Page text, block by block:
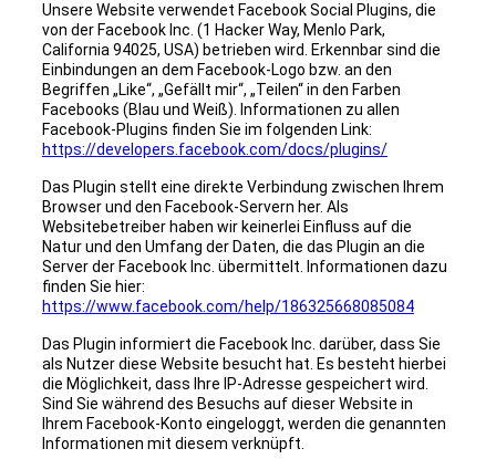
Unsere Website verwendet Facebook Social Plugins, die
von der Facebook Inc. (1 Hacker Way, Menlo Park,
California 94025, USA) betrieben wird. Erkennbar sind die
Einbindungen an dem Facebook-Logo bzw. an den
Begriffen „Like“, „Gefällt mir“, „Teilen“ in den Farben
Facebooks (Blau und Weiß). Informationen zu allen
Facebook-Plugins finden Sie im folgenden Link:
https://developers.facebook.com/docs/plugins/
Das Plugin stellt eine direkte Verbindung zwischen Ihrem
Browser und den Facebook-Servern her. Als
Websitebetreiber haben wir keinerlei Einfluss auf die
Natur und den Umfang der Daten, die das Plugin an die
Server der Facebook Inc. übermittelt. Informationen dazu
finden Sie hier:
https://www.facebook.com/help/186325668085084
Das Plugin informiert die Facebook Inc. darüber, dass Sie
als Nutzer diese Website besucht hat. Es besteht hierbei
die Möglichkeit, dass Ihre IP-Adresse gespeichert wird.
Sind Sie während des Besuchs auf dieser Website in
Ihrem Facebook-Konto eingeloggt, werden die genannten
Informationen mit diesem verknüpft.